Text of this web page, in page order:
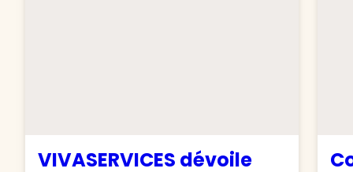
VIVASERVICES dévoile